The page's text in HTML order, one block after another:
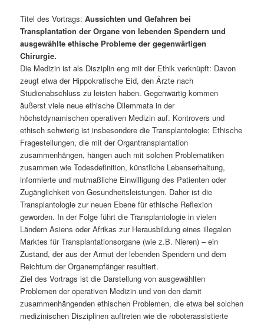
Titel des Vortrags:Aussichten und Gefahren bei
Transplantation der Organe von lebenden Spendern und
ausgewählte ethische Probleme der gegenwärtigen
Chirurgie.
Die Medizin ist als Disziplin eng mit der Ethik verknüpft: Davon
zeugt etwa der Hippokratische Eid, den Ärzte nach
Studienabschluss zu leisten haben. Gegenwärtig kommen
äußerst viele neue ethische Dilemmata in der
höchstdynamischen operativen Medizin auf. Kontrovers und
ethisch schwierig ist insbesondere die Transplantologie: Ethische
Fragestellungen, die mit der Organtransplantation
zusammenhängen, hängen auch mit solchen Problematiken
zusammen wie Todesdefinition, künstliche Lebenserhaltung,
informierte und mutmaßliche Einwilligung des Patienten oder
Zugänglichkeit von Gesundheitsleistungen. Daher ist die
Transplantologie zur neuen Ebene für ethische Reflexion
geworden. In der Folge führt die Transplantologie in vielen
Ländern Asiens oder Afrikas zur Herausbildung eines illegalen
Marktes für Transplantationsorgane (wie z.B. Nieren) – ein
Zustand, der aus der Armut der lebenden Spendern und dem
Reichtum der Organempfänger resultiert.
Ziel des Vortrags ist die Darstellung von ausgewählten
Problemen der operativen Medizin und von den damit
zusammenhängenden ethischen Problemen, die etwa bei solchen
medizinischen Disziplinen auftreten wie die roboterassistierte